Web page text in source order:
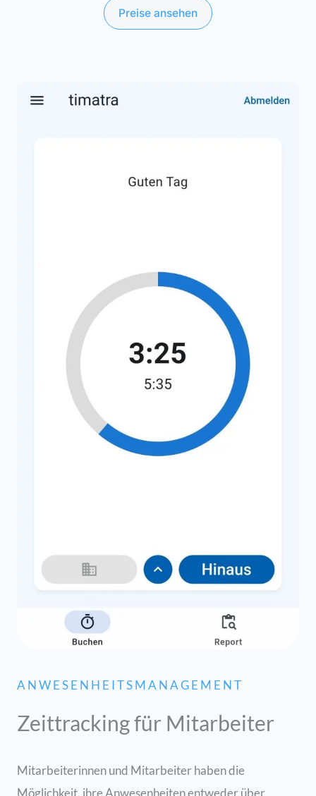
Preise ansehen
ANWESENHEITSMANAGEMENT
Zeittracking für Mitarbeiter
Mitarbeiterinnen und Mitarbeiterhaben die
Möglichkeit, ihre Anwesenheiten entweder über